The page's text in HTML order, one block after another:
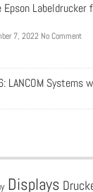
Epson Labeldrucker
7, 2022 No Comment
LANCOM Systems
Displays